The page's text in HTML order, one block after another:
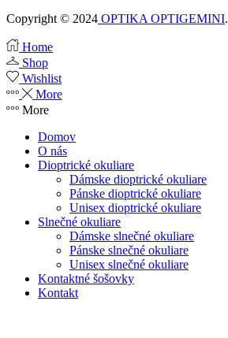
Copyright © 2024 OPTIKA OPTIGEMINI.
Home
Shop
Wishlist
More
More
Domov
O nás
Dioptrické okuliare
Dámske dioptrické okuliare
Pánske dioptrické okuliare
Unisex dioptrické okuliare
Slnečné okuliare
Dámske slnečné okuliare
Pánske slnečné okuliare
Unisex slnečné okuliare
Kontaktné šošovky
Kontakt